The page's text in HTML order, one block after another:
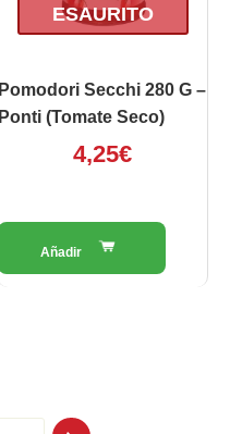
ESAURITO
Pomodori Secchi 280 G –
Ponti (Tomate Seco)
4,25€